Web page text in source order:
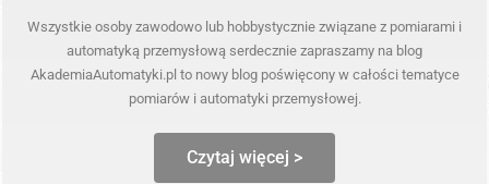
Wszystkie osoby zawodowo lub hobbystycznie związane z pomiarami i
automatyką przemysłową serdecznie zapraszamy na blog
AkademiaAutomatyki.pl to nowy blog poświęcony w całości tematyce
pomiarów i automatyki przemysłowej.
Czytaj więcej >